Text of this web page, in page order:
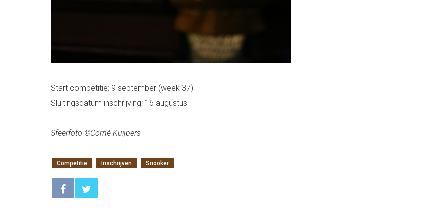
Start competitie: 9 september (week 37)
Sluitingsdatum inschrijving: 16 augustus
Sfeerfoto ©Corné Kuijpers
Competitie Inschrijven Snooker